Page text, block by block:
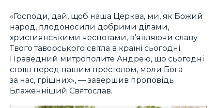
«Господи, дай, щоб наша Церква, ми, як Божий
народ, плодоносили добрими ділами,
християнськими чеснотами, в’являючи славу
Твого таворського світла в країні сьогодні.
Праведний митрополите Андрею, що сьогодні
стоїш перед нашим престолом, моли Бога
за нас, грішних», — завершив проповідь
Блаженніший Святослав.